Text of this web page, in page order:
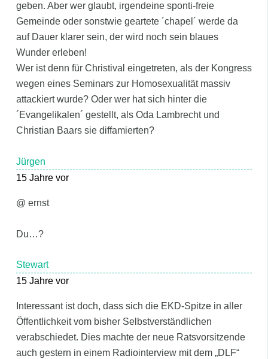
geben. Aber wer glaubt, irgendeine sponti-freie
Gemeinde oder sonstwie geartete ´chapel´ werde da
auf Dauer klarer sein, der wird noch sein blaues
Wunder erleben!
Wer ist denn für Christival eingetreten, als der Kongress
wegen eines Seminars zur Homosexualität massiv
attackiert wurde? Oder wer hat sich hinter die
´Evangelikalen´ gestellt, als Oda Lambrecht und
Christian Baars sie diffamierten?
Jürgen
15 Jahre vor
@ ernst
Du…?
Stewart
15 Jahre vor
Interessant ist doch, dass sich die EKD-Spitze in aller
Öffentlichkeit vom bisher Selbstverständlichen
verabschiedet. Dies machte der neue Ratsvorsitzende
auch gestern in einem Radiointerview mit dem „DLF“